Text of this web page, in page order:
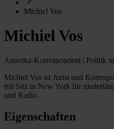
Michiel Vos
Michiel Vos
Amerika-Korrespondent | Politik
Michiel Vos ist Jurist und
mit Sitz in New York für
und Radio.
Eigenschaften